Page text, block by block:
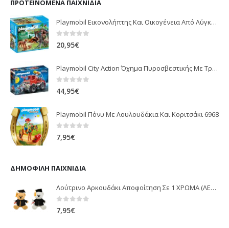
ΠΡΟΤΕΙΝΌΜΕΝΑ ΠΑΙΧΝΊΔΙΑ
Playmobil Εικονολήπτης Και Οικογένεια Από Λύγκες 5561
0 out of 5
20,95€
Playmobil City Action Όχημα Πυροσβεστικής Με Τροχαλία Ρυμούλκησης 9466
0 out of 5
44,95€
Playmobil Πόνυ Με Λουλουδάκια Και Κοριτσάκι 6968
0out of 5
7,95€
ΔΗΜΟΦΙΛΉ ΠΑΙΧΝΊΔΙΑ
Λούτρινο Αρκουδάκι Αποφοίτηση Σε 1 ΧΡΩΜΑ (ΛΕΥΚΟ)25Εκ 1850
0out of 5
7,95€